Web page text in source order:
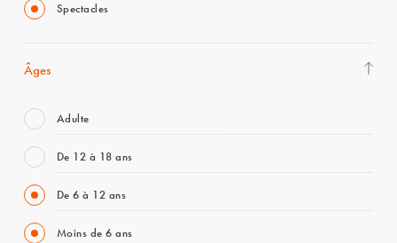
Spectacles
Âges
Adulte
De 12 à 18 ans
De 6 à 12 ans
Moins de 6 ans